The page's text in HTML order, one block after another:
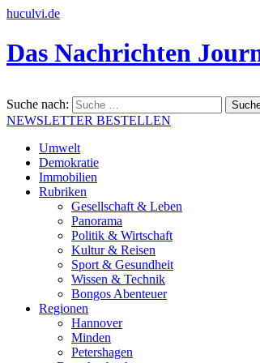
huculvi.de
Das Nachrichten
Suche nach:
NEWSLETTER BESTELLEN
Umwelt
Demokratie
Immobilien
Rubriken
Gesellschaft & Leben
Panorama
Politik & Wirtschaft
Kultur & Reisen
Sport & Gesundheit
Wissen & Technik
Bongos Abenteuer
Regionen
Hannover
Minden
Petershagen